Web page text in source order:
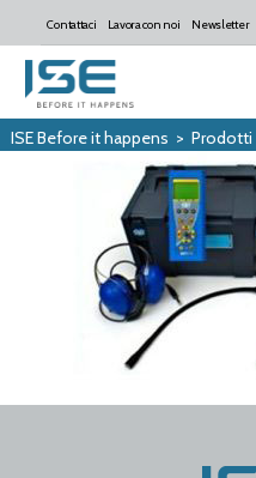
Contattaci Lavora con noi Newsletter
ISE Before it happens > Prodotti